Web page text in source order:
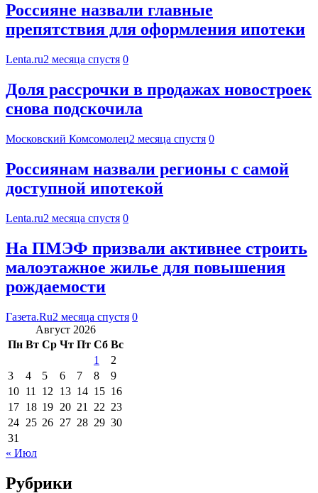
Россияне назвали главные
препятствия для оформления ипотеки
Lenta.ru2 месяца спустя 0
Доля рассрочки в продажах новостроек
снова подскочила
Московский Комсомолец2 месяца спустя 0
Россиянам назвали регионы с самой
доступной ипотекой
Lenta.ru2 месяца спустя 0
На ПМЭФ призвали активнее строить
малоэтажное жилье для повышения
рождаемости
Газета.Ru2 месяца спустя 0
Август 2026
Пн Вт Ср Чт Пт Сб Вс
1
2
3
4 5 6 7 8
9
10 11 12 13 14 15 16
17 18 19 20 21 22 23
24 25 26 27 28 29 30
31
« Июл
Рубрики